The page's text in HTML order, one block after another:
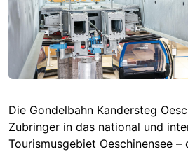
Die Gondelbahn Kandersteg
Zubringer in das national und
Tourismusgebiet Oeschinensee –